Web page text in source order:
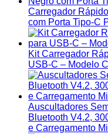
Carregador
com Porta Tipo-C
Kit Carregador
USB-C – Modelo
Auscultadores
Bluetooth V4.2,
e Carregamento